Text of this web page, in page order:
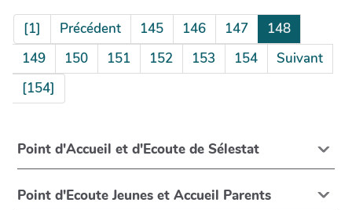
[1] Précédent 145 146 147
148
149
150 151 152 153 154
Suivant
[154]
Point d'Accueil et d'Ecoute de Sélestat
Point d'Ecoute Jeunes et Accueil Parents